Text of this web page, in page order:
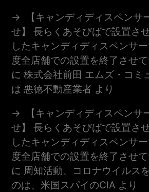
【キャンディディスペンサ
せ】 長らくあそびばで設置さ
したキャンディディスペンサ
度全店舗での設置を終了させ
に株式会社前田 エムズ・コミ
は 悪徳不動産業者 より
【キャンディディスペンサ
せ】 長らくあそびばで設置さ
したキャンディディスペンサ
度全店舗での設置を終了させ
に 周知活動、コロナウイルス
のは、米国スパイのCIA より